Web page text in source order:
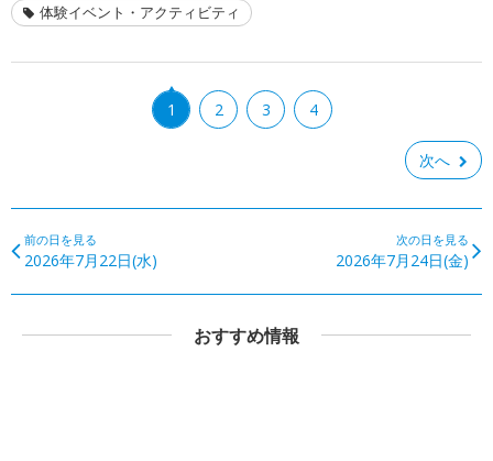
体験イベント・アクティビティ
1 2 3 4
次へ
前の日を見る
2026年7月22日(水)
次の日を見る
2026年7月24日(金)
おすすめ情報